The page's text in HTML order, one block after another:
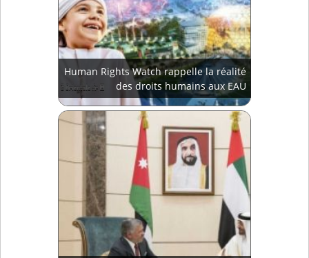
Human Rights Watch rappelle la réalité
des droits humains aux EAU